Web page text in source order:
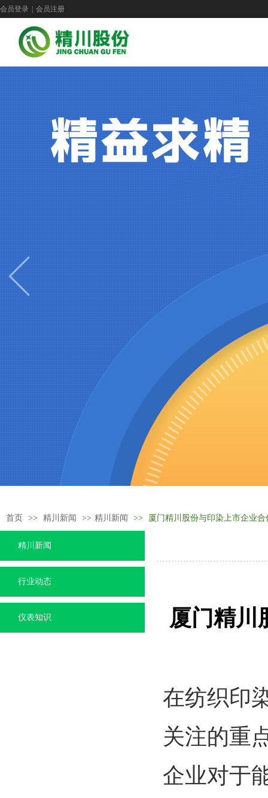
会员登录 会员注册
首页 >> 精川新闻 >> 精川新闻 >> 厦门精川股份与印染上市企业
精川新闻
行业动态
仪表知识 厦门精川
在纺织印
关注的重
企业对于